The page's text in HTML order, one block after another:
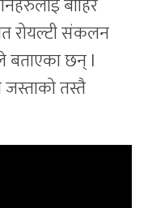
बाहिर
रोयल्टी संकलन
बताएका छन् l
जस्ताको तस्तै